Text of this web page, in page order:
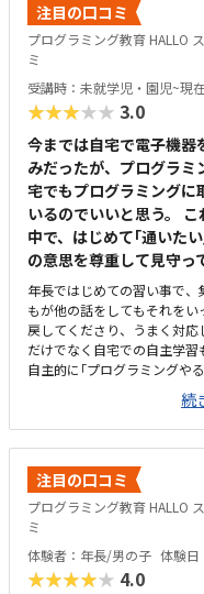
注目の口コミ
プログラミング教育 HALLO
ミ
受講時：未就学児・園児~現
★★★★★ 3.0
今までは自宅で電子機
みだったが、プログラ
宅でもプログラミングに
いるのでいいと思う。
中で、はじめて｢通いた
の意思を尊重して見守っ
年長ではじめての習い事で
もが他の話をしてもそれを
戻してくださり、うまく対
だけでなく自宅での自主学
自主的に｢プログラミングや
に取り組みたくなる教材だ
通いやすいと思う。ただ、
スクールIEの看板しかない
ング教室と個別指導塾が同
中にまわりから数学や英語の
きる環境だと思う。受講して
学児のプログラミングとし
続
注目の口コミ
プログラミング教育 HALLO
ミ
体験者：年長/男の子 体験
★★★★★ 4.0